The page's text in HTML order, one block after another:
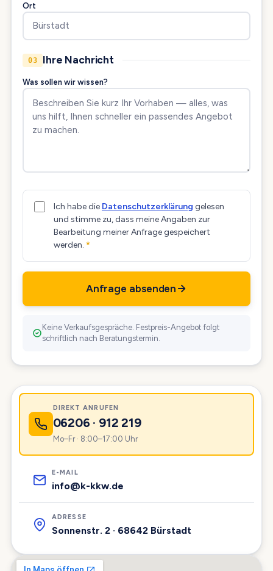
Ort
03 Ihre Nachricht
Was sollen wir wissen?
Ich habe die Datenschutzerklärung gelesen
und stimme zu, dass meine Angaben zur
Bearbeitung meiner Anfrage gespeichert
werden. *
Anfrage absenden
Keine Verkaufsgespräche. Festpreis-Angebot folgt
schriftlich nach Beratungstermin.
DIREKT ANRUFEN
06206 · 912 219
Mo–Fr · 8:00–17:00 Uhr
E-MAIL
info@k-kkw.de
ADRESSE
Sonnenstr. 2 · 68642 Bürstadt